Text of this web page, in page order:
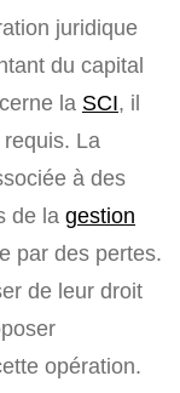
juridique
du capital
la SCI, il
La
à des
de la gestion
par des pertes.
de leur droit
opération.